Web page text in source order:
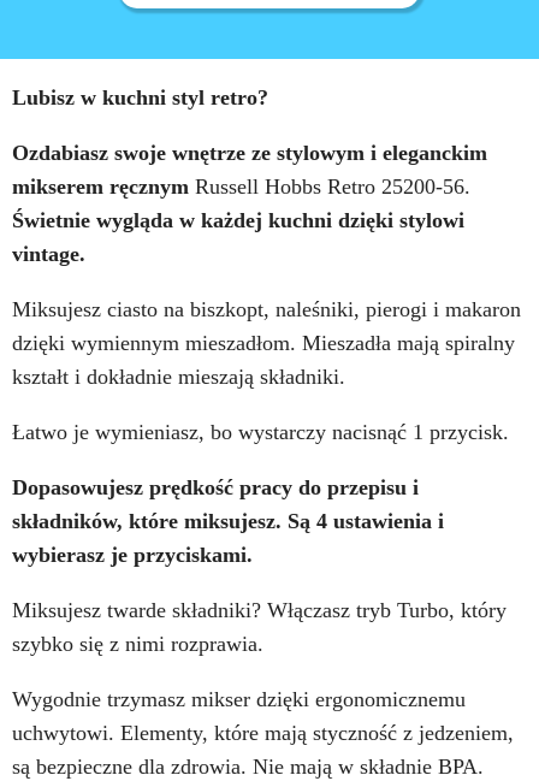
Lubisz w kuchni styl retro?
Ozdabiasz swoje wnętrze ze stylowym i eleganckim
mikserem ręcznym Russell Hobbs Retro 25200-56.
Świetnie wygląda w każdej kuchni dzięki stylowi
vintage.
Miksujesz ciasto na biszkopt, naleśniki, pierogi i makaron
dzięki wymiennym mieszadłom. Mieszadła mają spiralny
kształt i dokładnie mieszają składniki.
Łatwo je wymieniasz, bo wystarczy nacisnąć 1 przycisk.
Dopasowujesz prędkość pracy do przepisu i
składników, które miksujesz. Są 4 ustawienia i
wybierasz je przyciskami.
Miksujesz twarde składniki? Włączasz tryb Turbo, który
szybko się z nimi rozprawia.
Wygodnie trzymasz mikser dzięki ergonomicznemu
uchwytowi. Elementy, które mają styczność z jedzeniem,
są bezpieczne dla zdrowia. Nie mają w składnie BPA.